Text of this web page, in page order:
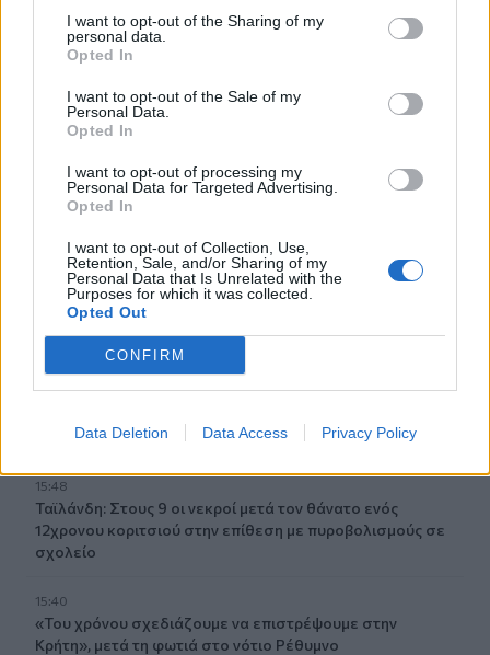
I want to opt-out of the Sharing of my
personal data.
Opted In
I want to opt-out of the Sale of my
Personal Data.
Opted In
I want to opt-out of processing my
Personal Data for Targeted Advertising.
Opted In
I want to opt-out of Collection, Use,
Retention, Sale, and/or Sharing of my
Personal Data that Is Unrelated with the
Purposes for which it was collected.
Opted Out
CONFIRM
Data Deletion Data Access Privacy Policy
16:39
Επίδομα 150 ευρώ ανά παιδί: Ποιοι θα πληρωθούν τέλη
στα Αυγούστου – Όλες οι προϋποθέσεις
Φωτιά στη Βοιωτία: Η δραματική επιχείρηση διάσωσης
υπάρχουν περιθώρια εφησυχασμού"
Φωτιά σε χαμηλή βλάστηση στη Σίνδο - Σηκώθηκε
ελικόπτερο
15:54
τομογράφοι
15:48
Ταϊλάνδη: Στους 9 οι νεκροί μετά τον θάνατο ενός
12χρονου κοριτσιού στην επίθεση με πυροβολισμούς σε
σχολείο
15:40
«Του χρόνου σχεδιάζουμε να επιστρέψουμε στην
Κρήτη», μετά τη φωτιά στο νότιο Ρέθυμνο